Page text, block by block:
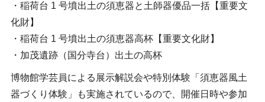
・稲荷台 1 号墳出土の須恵器と土師器優品一括【重要文
化財】
・稲荷台 1 号墳出土の須恵器高杯【重要文化財】
・加茂遺跡（国分寺台）出土の高杯
博物館学芸員による展示解説会や特別体験「須恵器風土
器づくり体験」も実施されているので、開催日時や参加